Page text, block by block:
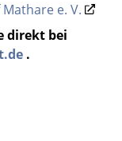
e. V.
direkt bei
.